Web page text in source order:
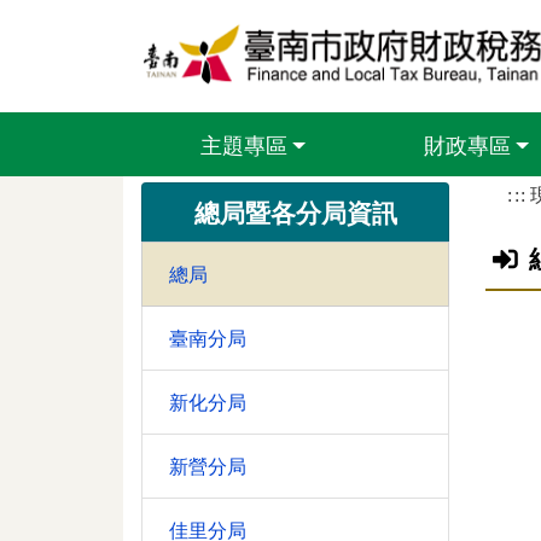
主題專區 財政專區
總局暨各分局資訊
總局
臺南分局
新化分局
新營分局
佳里分局
:::